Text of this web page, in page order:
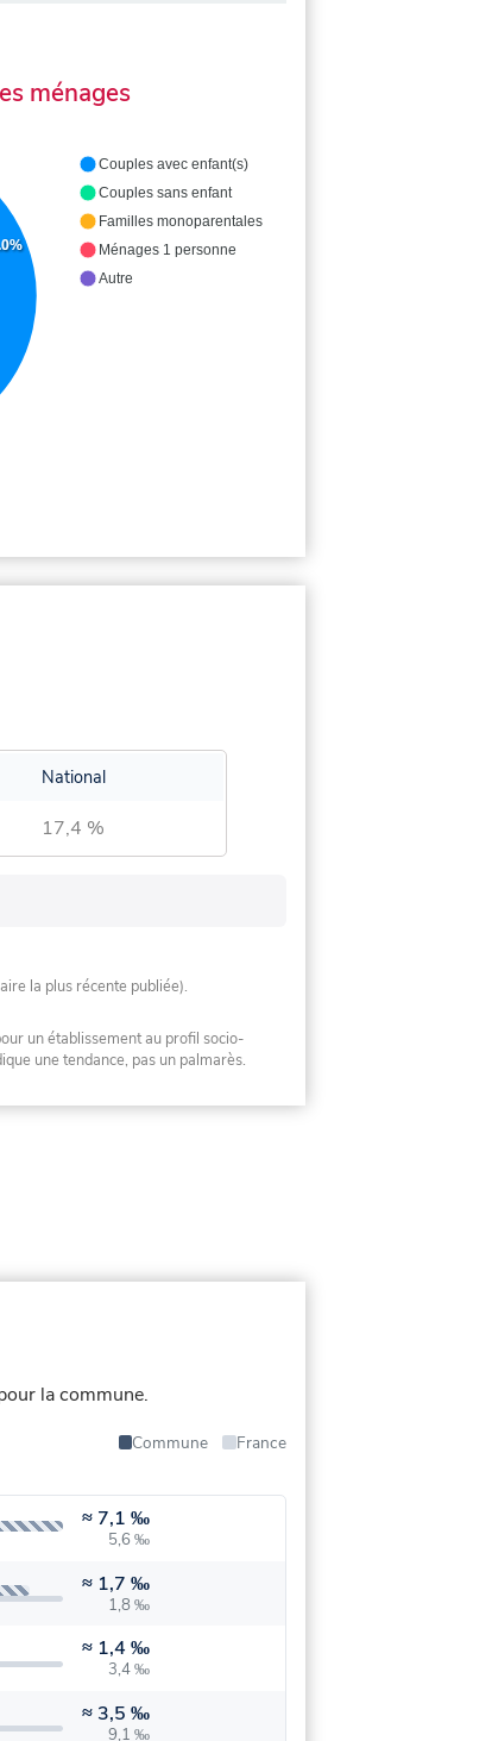
ménages
Couples avec enfant(s)
Couples sans enfant
Familles monoparentales
Ménages 1 personne
Autre
National
17,4 %
la plus récente publiée).
un établissement au profil socio-
une tendance, pas un palmarès.
la commune.
Commune
France
≈ 7,1 ‰
5,6 ‰
≈ 1,7 ‰
1,8 ‰
≈ 1,4 ‰
3,4 ‰
≈ 3,5 ‰
9,1 ‰